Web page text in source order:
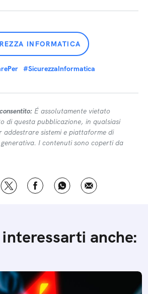
INFORMATICA
#SicurezzaInformatica
É assolutamente vietato
di questa pubblicazione, in qualsiasi
sistemi e piattaforme di
I contenuti sono coperti da
anche: